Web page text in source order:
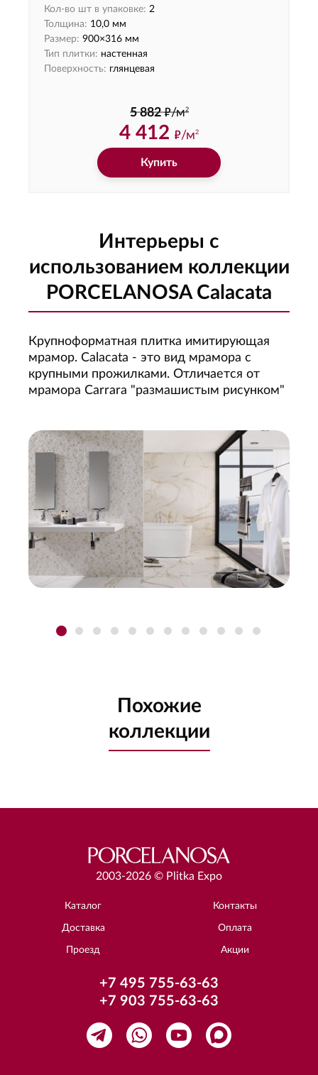
Кол-во шт в упаковке: 2
Толщина: 10,0 мм
Размер: 900×316 мм
Тип плитки: настенная
Поверхность: глянцевая
5 882 ф/м2
4 412 ф/м2
Купить
Интерьеры с
использованием коллекции
PORCELANOSA Calacata
Крупноформатная плитка имитирующая
мрамор. Calacata - это вид мрамора с
крупными прожилками. Отличается от
мрамора Carrara "размашистым рисунком"
Похожие
коллекции
2003-2026 © Plitka Expo
Каталог Контакты
Доставка Оплата
Проезд Акции
+7 495 755-63-63
+7 903 755-63-63